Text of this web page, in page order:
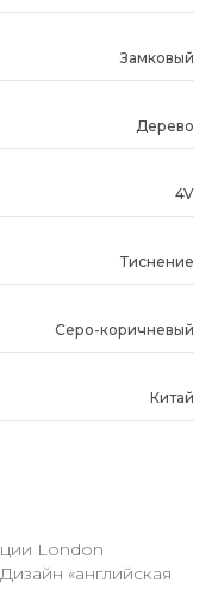
Замковый
Дерево
4V
Тиснение
Серо-коричневый
Китай
London
«английская